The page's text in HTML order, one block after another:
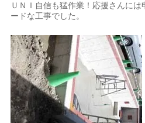
ＵＮＩ自信も猛作業！応援さんに
ードな工事でした。